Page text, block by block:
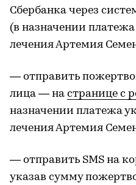
Сбербанка через
(в назначении
лечения Артемия
— отправить
лица — на странице с
назначении платежа
лечения Артемия
— отправить SMS на
указав сумму